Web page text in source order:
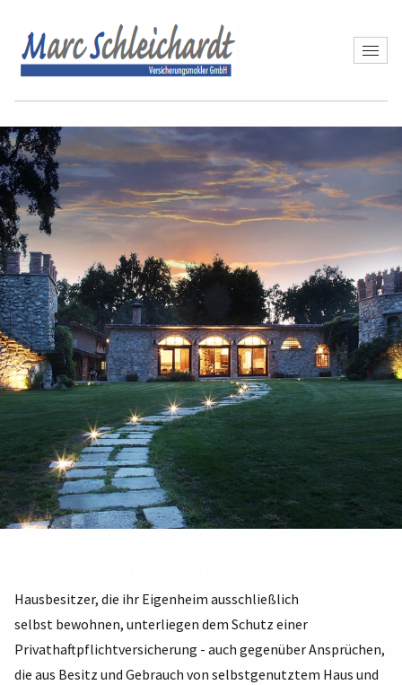
Hausbesitzer, die ihr Eigenheim ausschließlich
selbst bewohnen, unterliegen dem Schutz einer
Privathaftpflichtversicherung - auch gegenüber Ansprüchen,
die aus Besitz und Gebrauch von selbstgenutztem Haus und